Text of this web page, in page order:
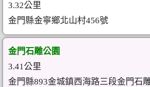
3.32公里
金門縣金寧鄉北山村456號
金門石雕公園
3.41公里
金門縣893金城鎮西海路三段金門石